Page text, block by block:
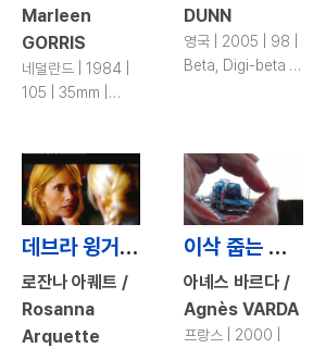
Marleen
GORRIS
네덜란드 | 1984 |
105 | 35mm |
DUNN
영국 | 2005 | 98 |
Beta, Digi-beta |
데브라 윙거를 찾아서 / Searching for Debra Winger
로잔나 아퀘트 /
Rosanna
Arquette
이삭 줍는 사람들과 나 / The Gleaners and I
아녜스 바르다 /
Agnès VARDA
프랑스 | 2000 |